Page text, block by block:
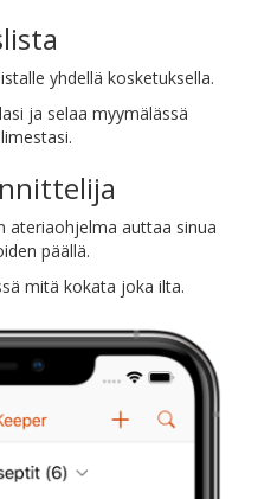
yhdellä kosketuksella.
ja selaa myymälässä
ateriaohjelma auttaa sinua
päällä.
mitä kokata joka ilta.